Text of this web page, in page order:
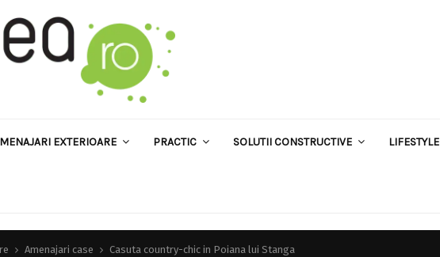
EXTERIOARE PRACTIC SOLUTII CONSTRUCTIVE LIFESTYLE
Amenajari case Casuta country-chic in Poiana lui Stanga